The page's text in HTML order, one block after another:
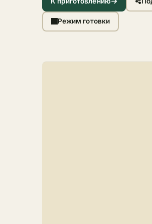
Режим готовки